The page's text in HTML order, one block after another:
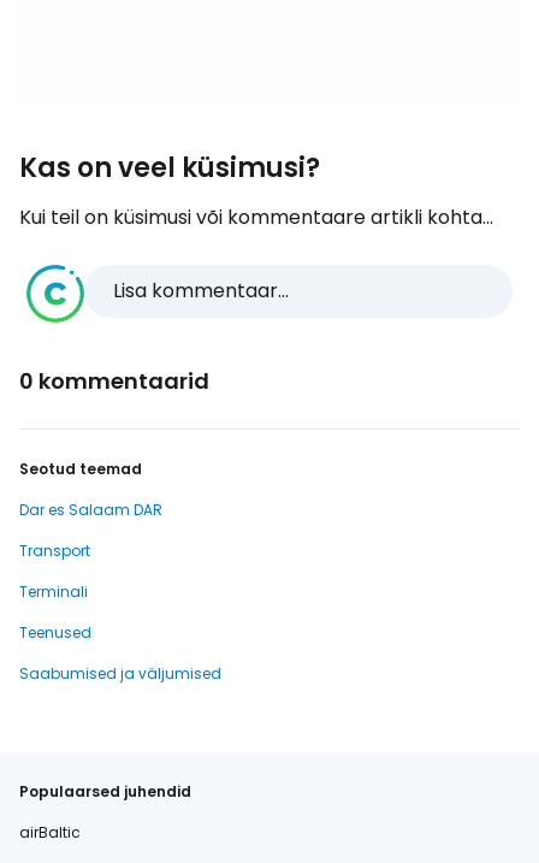
Kas on veel küsimusi?
Kui teil on küsimusi või kommentaare artikli kohta...
Lisa kommentaar...
0 kommentaarid
Seotud teemad
Dar es Salaam DAR
Transport
Terminali
Teenused
Saabumised ja väljumised
Populaarsed juhendid
airBaltic